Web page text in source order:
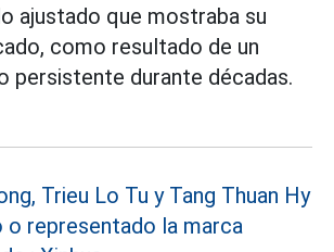
ajustado que mostraba su
como resultado de un
persistente durante décadas.